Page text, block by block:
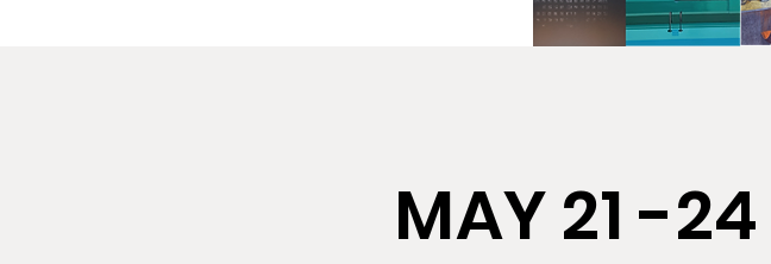
MAY 21 -24